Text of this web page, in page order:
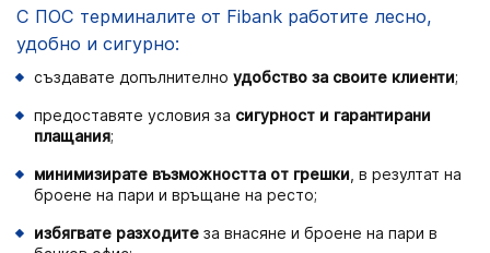
С ПОС терминалите от Fibank работите лесно,
удобно и сигурно:
създавате допълнително удобство за своите клиенти;
предоставяте условия за сигурност и гарантирани
плащания;
минимизирате възможността от грешки , в резултат на
броене на пари и връщане на ресто;
избягвате разходите за внасяне и броене на пари в